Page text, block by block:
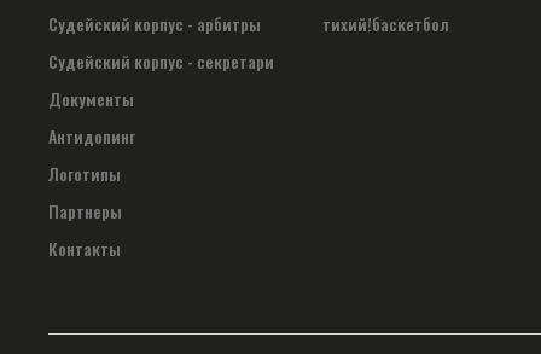
Судейский корпус - арбитры
Судейский корпус - секретари
Документы
Антидопинг
Логотипы
Партнеры
Контакты
тихий!баскетбол